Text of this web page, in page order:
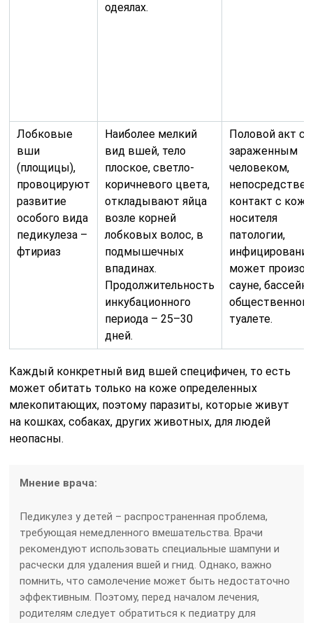
одеялах.
Лобковые
вши
(площицы),
провоцируют
развитие
особого вида
педикулеза –
фтириаз
Наиболее мелкий
вид вшей, тело
плоское, светло-
коричневого цвета,
откладывают яйца
возле корней
лобковых волос, в
подмышечных
впадинах.
Продолжительность
инкубационного
периода – 25–30
дней.
Половой акт с
зараженным
человеком,
контакт с
носителя
патологии,
может
сауне,
общественном
туалете.
Каждый конкретный вид вшей специфичен, то есть
может обитать только на коже определенных
млекопитающих, поэтому паразиты, которые живут
на кошках, собаках, других животных, для людей
неопасны.
Мнение врача:
Педикулез у детей – распространенная проблема,
требующая немедленного вмешательства. Врачи
рекомендуют использовать специальные шампуни и
расчески для удаления вшей и гнид. Однако, важно
помнить, что самолечение может быть недостаточно
эффективным. Поэтому, перед началом лечения,
родителям следует обратиться к педиатру для